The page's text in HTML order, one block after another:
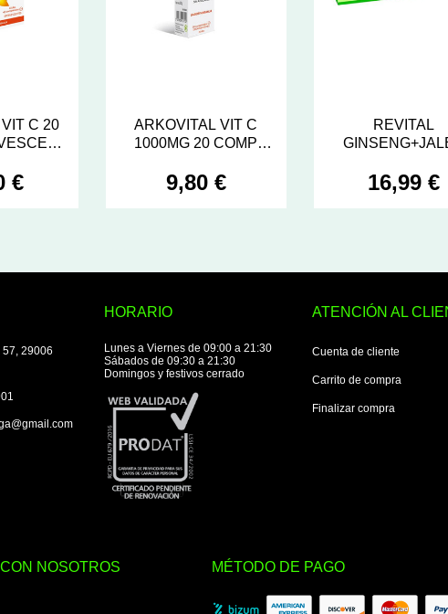
C 20
€
ARKOVITAL VIT C
1000MG 20 COMP
9,80 €
REVITAL
16,99 €
29006
HORARIO
Lunes a Viernes de 09:00 a 21:30
Sábados de 09:30 a 21:30
Domingos y festivos cerrado
ATENCIÓN AL
Cuenta de cliente
Carrito de compra
Finalizar compra
NOSOTROS MÉTODO DE PAGO